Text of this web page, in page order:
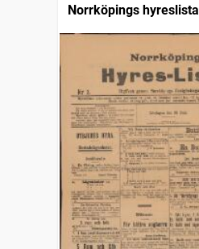
Norrköpings hyreslista